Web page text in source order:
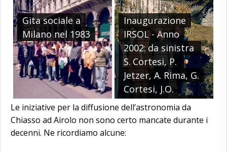
vetta al Monte
Generoso. Qui uno
scatto di Stefano
Sposetti con il
telescopio che ora
la Ferrovia Monte
Generoso ha
malauguratamente
deciso di
trasferire nel
Gita sociale a
Milano nel 1983
Inaugurazione
IRSOL - Anno
2002: da sinistra
S. Cortesi, P.
Jetzer, A. Rima, G.
Cortesi, J.O.
Stenflo, M. Bianda
Le iniziative per la diffusione dell’astronomia da
Chiasso ad Airolo non sono certo mancate durante i
decenni. Ne ricordiamo alcune: